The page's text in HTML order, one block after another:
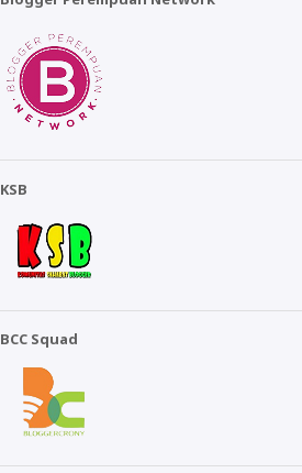
KSB
BCC Squad